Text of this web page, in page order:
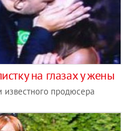
на глазах у жены
известного продюсера